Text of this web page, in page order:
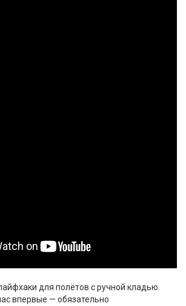
для полётов с ручной кладью.
впервые — обязательно